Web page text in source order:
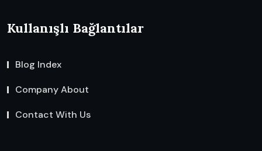
Kullanışlı Bağlantılar
Blog Index
Company About
Contact With Us